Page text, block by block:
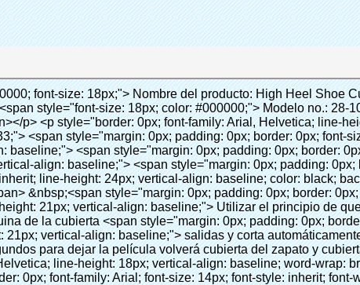
Conecta ahora Añadir a
padding: 0px; border: 0px; font-size: inherit; font-style: inherit; font-weight: inherit; line-height: 24px; vertical-align: baseline; color: black; background: lime;"> <span style="margin: 0px; padding: 0px; border: 0px; font-size: inherit; font-style: inherit; font-weight: bold; line-height: 24px; vertical-align: baseline;"> Ventaja: </span> </span> </span> </p> <p style="border: 0px; font-family: Arial, Helvetica; line-height: 18px; vertical-align: baseline; word-wrap: break-word; color: #333333;">&nbsp;</p> <p style="border: 0px; font-family: Arial, Helvetica; line-height: 18px; vertical-align: baseline; word-wrap: break-word; color: #333333;"><span style="margin: 0px; padding: 0px; border: 0px; font-family: Arial; font-size: 10pt; font-style: inherit; font-weight: inherit; line-height: 20px; vertical-align: baseline;"><span style="margin: 0px; padding: 0px; border: 0px; font-size: medium; font-style: inherit; font-weight: inherit; line-height: 24px; vertical-align: baseline; color: black;"><span style="margin: 0px; padding: 0px; border: 0px; font-size: 14px; font-style: inherit; font-weight: inherit; line-height: 21px; vertical-align: baseline;"><span style="margin: 0px; padding: 0px; border: 0px; font-size: inherit; font-style: inherit; font-weight: inherit; line-height: 21px; vertical-align: baseline;">1</span></span><span style="margin: 0px; padding: 0px; border: 0px; font-size: large; font-style: inherit; font-weight: inherit; line-height: 27px; vertical-align: baseline;"><span style="margin: 0px; padding: 0px; border: 0px; font-size: 14px; font-style: inherit; font-weight: inherit; line-height: 21px; vertical-align: baseline;">. Gran capacidad, un rollo de película puede hacer 1000 unids (500 pares) cubierta del zapato</span></span></span></span></p> <p style="border: 0px; font-family: Arial, Helvetica; line-height: 18px; vertical-align: baseline; word-wrap: break-word; color: #333333;">&nbsp;</p> <p style="border: 0px; font-family: Arial, Helvetica; line-height: 18px; vertical-align: baseline; word-wrap: break-word; color: #333333;"><span style="margin: 0px; padding: 0px; border: 0px; font-family: Arial; font-size: 14px; font-style: inherit; font-weight: inherit; line-height: 21px; vertical-align: baseline;"><span style="margin: 0px; padding: 0px; border: 0px; font-size: inherit; font-style: inherit; font-weight: inherit; line-height: 21px; vertical-align: baseline; color: black;">2. Durable cubierta del zapato, el espesor es 28&mu;m, es cerca de tres veces de la cubierta del zapato tradicional</span></span></p> <p style="border: 0px; font-family: Arial, Helvetica; line-height: 18px; vertical-align: baseline; word-wrap: break-word; color: #333333;">&nbsp;</p> <p style="border: 0px; font-family: Arial, Helvetica; line-height: 18px; vertical-align: baseline; word-wrap: break-word; color: #333333;"><span style="margin: 0px; padding: 0px; border: 0px; font-family: Arial; font-size: 14px; font-style: inherit; font-weight: inherit; line-height: 21px; vertical-align: baseline;"><span style="margin: 0px; padding: 0px; border: 0px; font-size: inherit; font-style: inherit; font-weight: inherit; line-height: 21px; vertical-align: baseline; color: black;">3. Rentable</span></span></p> <p style="border: 0px; font-family: Arial, Helvetica; line-height: 18px; vertical-align: baseline; word-wrap: break-word; color: #333333;">&nbsp;</p> <p style="border: 0px; font-family: Arial, Helvetica; line-height: 18px; vertical-align: baseline; word-wrap: break-word; color: #333333;"><span style="margin: 0px; padding: 0px; border: 0px; font-family: Arial; font-size: 14px; font-style: inherit; font-weight: inherit; line-height: 21px; vertical-align: baseline;"><span style="margin: 0px; padding: 0px; border: 0px; font-size: inherit; font-style: inherit; font-weight: inherit; line-height: 21px; vertical-align: baseline; color: black;">4. Ambiental</span></span></p> <p style="border: 0px; font-family: Arial, Helvetica; line-height: 18px; vertical-align: baseline; word-wrap: break-word; color: #333333;">&nbsp;</p> <p style="border: 0px; font-family: Arial, Helvetica; line-height: 18px; vertical-align: baseline; word-wrap: break-word; color: #333333;"><span style="margin: 0px; padding: 0px; border: 0px; font-family: Arial; font-size: 14px; font-style: inherit; font-weight: inherit; line-height: 21px; vertical-align: baseline;"><span style="margin: 0px; padding: 0px; border: 0px; font-size: inherit; font-style: inherit; font-weight: inherit; line-height: 21px; vertical-align: baseline; color: black;">5. Cómodo de llevar, puede caber para diferentes